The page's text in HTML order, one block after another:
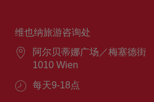
维也纳旅游咨询处
阿尔贝蒂娜广场／梅塞德街
1010 Wien
每天9-18点